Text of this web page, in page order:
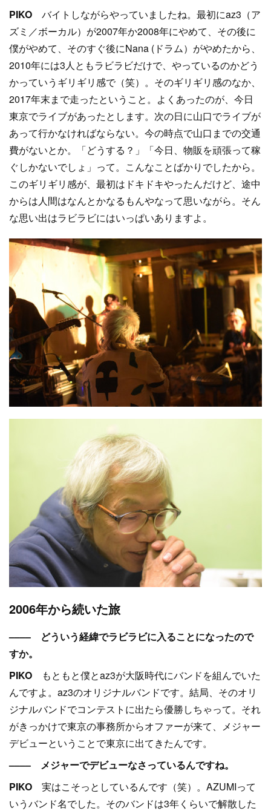
PIKO バイトしながらやっていましたね。最初にaz3（ア
ズミ／ボーカル）が2007年か2008年にやめて、その後に
僕がやめて、そのすぐ後にNana (ドラム）がやめたから、
2010年には3人ともラビラビだけで、やっているのかどう
かっていうギリギリ感で（笑）。そのギリギリ感のなか、
2017年末まで走ったということ。よくあったのが、今日
東京でライブがあったとします。次の日に山口でライブが
あって行かなければならない。今の時点で山口までの交通
費がないとか。「どうする？」「今日、物販を頑張って稼
ぐしかないでしょ」って。こんなことばかりでしたから。
このギリギリ感が、最初はドキドキやったんだけど、途中
からは人間はなんとかなるもんやなって思いながら。そん
な思い出はラビラビにはいっぱいありますよ。
2006年から続いた旅
–––– どういう経緯でラビラビに入ることになったので
すか。
PIKO もともと僕とaz3が大阪時代にバンドを組んでいた
んですよ。az3のオリジナルバンドです。結局、そのオリ
ジナルバンドでコンテストに出たら優勝しちゃって。それ
がきっかけで東京の事務所からオファーが来て、メジャー
デビューということで東京に出てきたんです。
–––– メジャーでデビューなさっているんですね。
PIKO 実はこそっとしているんです（笑）。AZUMIって
いうバンド名でした。そのバンドは3年くらいで解散した